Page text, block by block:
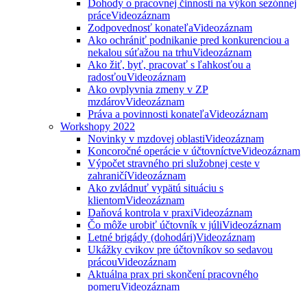
Dohody o pracovnej činnosti na výkon sezónnej
práceVideozáznam
Zodpovednosť konateľaVideozáznam
Ako ochrániť podnikanie pred konkurenciou a
nekalou súťažou na trhuVideozáznam
Ako žiť, byť, pracovať s ľahkosťou a
radosťouVideozáznam
Ako ovplyvnia zmeny v ZP
mzdárovVideozáznam
Práva a povinnosti konateľaVideozáznam
Workshopy 2022
Novinky v mzdovej oblastiVideozáznam
Koncoročné operácie v účtovníctveVideozáznam
Výpočet stravného pri služobnej ceste v
zahraničíVideozáznam
Ako zvládnuť vypätú situáciu s
klientomVideozáznam
Daňová kontrola v praxiVideozáznam
Čo môže urobiť účtovník v júliVideozáznam
Letné brigády (dohodári)Videozáznam
Ukážky cvikov pre účtovníkov so sedavou
prácouVideozáznam
Aktuálna prax pri skončení pracovného
pomeruVideozáznam